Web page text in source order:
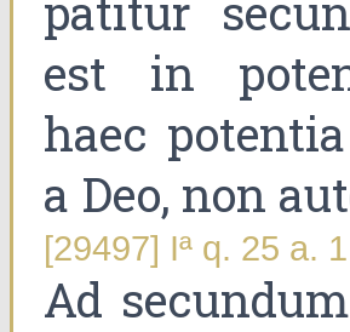
patitur
est in
haec
a Deo, non
[29497] Iª q. 25 a.
Ad